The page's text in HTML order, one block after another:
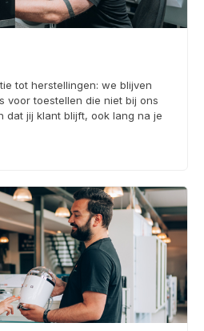
tot herstellingen: we blijven
voor toestellen die niet bij ons
dat jij klant blijft, ook lang na je